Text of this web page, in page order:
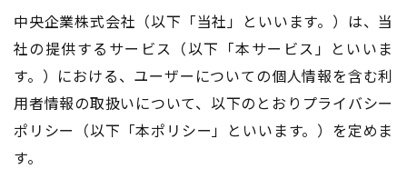
中央企業株式会社（以下「当社」といいます。）は、当
社の提供するサービス（以下「本サービス」といいま
す。）における、ユーザーについての個人情報を含む利
用者情報の取扱いについて、以下のとおりプライバシー
ポリシー（以下「本ポリシー」といいます。）を定めま
す。